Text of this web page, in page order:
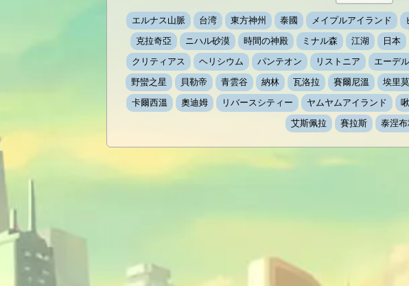
エルナス山脈 台湾 東方神州 泰國 メイプルアイランド
克拉奇亞
ニハル砂漠 時間の神殿 ミナル森 江湖 日本
クリティアス
ヘリシウム パンテオン リストニア エーデ
野蠻之星
貝勒帝 青雲谷 納林 瓦洛拉 賽爾尼溫 埃里
卡爾西溫
奧迪姆 リバースシティー ヤムヤムアイランド
艾斯佩拉
賽拉斯 泰涅